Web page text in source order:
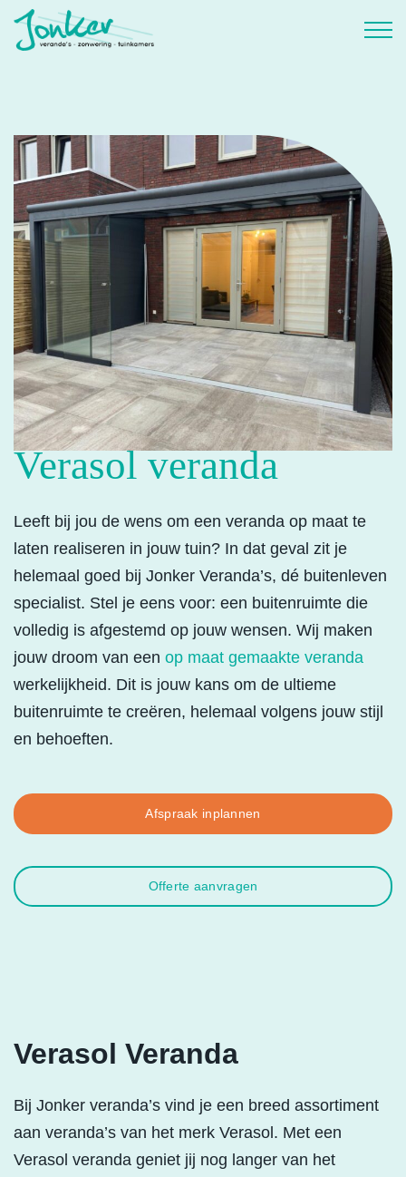
Verasol veranda
Leeft bij jou de wens om een veranda op maat te
laten realiseren in jouw tuin? In dat geval zit je
helemaal goed bij Jonker Veranda’s, dé buitenleven
specialist. Stel je eens voor: een buitenruimte die
volledig is afgestemd op jouw wensen. Wij maken
jouw droom van een op maat gemaakte veranda
werkelijkheid. Dit is jouw kans om de ultieme
buitenruimte te creëren, helemaal volgens jouw stijl
en behoeften.
Afspraak inplannen
Offerte aanvragen
Verasol Veranda
Bij Jonker veranda’s vind je een breed assortiment
aan veranda’s van het merk Verasol. Met een
Verasol veranda geniet jij nog langer van het